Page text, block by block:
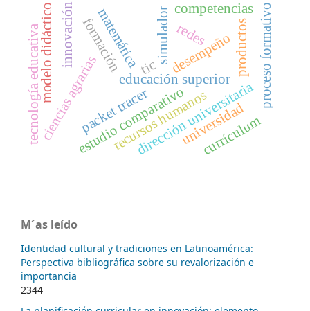
desempeño
educación superior
formación
dirección universitaria
estudio comparativo
recursos humanos
simulador
packet tracer
redes
tic
ciencias agrarias proceso formativo
matemática
universidad
modelo didáctico productos
tecnología educativa currículum
competencias
innovación
M´as leído
Identidad cultural y tradiciones en Latinoamérica:
Perspectiva bibliográfica sobre su revalorización e
importancia
2344